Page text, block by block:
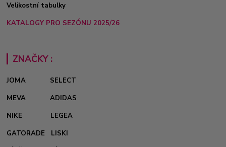
Velikostní tabulky
KATALOGY PRO SEZÓNU 2025/26
ZNAČKY :
JOMA
SELECT
MEVA
ADIDAS
NIKE
LEGEA
GATORADE
LISKI